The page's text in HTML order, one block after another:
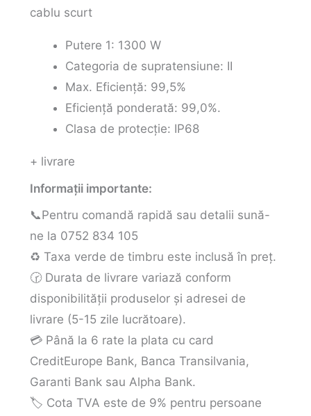
cablu scurt
Putere 1: 1300 W
Categoria de supratensiune: II
Max. Eficiență: 99,5%
Eficiență ponderată: 99,0%.
Clasa de protecție: IP68
+ livrare
Informații importante:
📞Pentru comandă rapidă sau detalii sună-
ne la 0752 834 105
♻️ Taxa verde de timbru este inclusă în preț.
🕝 Durata de livrare variază conform
disponibilității produselor și adresei de
livrare (5-15 zile lucrătoare).
💳 Până la 6 rate la plata cu card
CreditEurope Bank, Banca Transilvania,
Garanti Bank sau Alpha Bank.
🏷️ Cota TVA este de 9% pentru persoane